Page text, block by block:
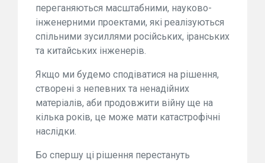
переганяються масштабними, науково-
інженерними проектами, які реалізуються
спільними зусиллями російських, іранських
та китайських інженерів.
Якщо ми будемо сподіватися на рішення,
створені з непевних та ненадійних
матеріалів, аби продовжити війну ще на
кілька років, це може мати катастрофічні
наслідки.
Бо спершу ці рішення перестануть